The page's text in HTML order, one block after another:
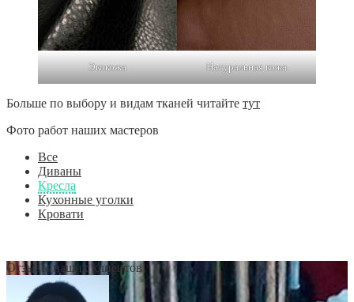
Экокожа Натуральная кожа
Больше по выбору и видам тканей читайте тут
Фото работ наших мастеров
Все
Диваны
Кресла
Кухонные уголки
Кровати
Отзывы наших клиентов